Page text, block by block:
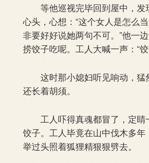
等他巡视完毕回到屋中，发
心头，心想：“这个女人是怎么
非要好好说她两句不可。”他一
捞饺子吃呢。工人大喊一声：“
这时那小媳妇听见响动，猛
还长着胡须。
工人吓得真魂都冒了，定睛
饺子。工人毕竟在山中伐木多
举过头照着狐狸精狠狠劈去。